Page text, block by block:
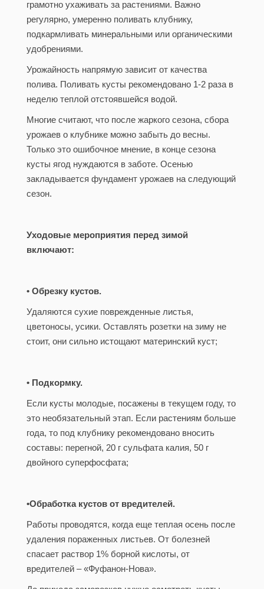
грамотно ухаживать за растениями. Важно
регулярно, умеренно поливать клубнику,
подкармливать минеральными или органическими
удобрениями.
Урожайность напрямую зависит от качества
полива. Поливать кусты рекомендовано 1-2 раза в
неделю теплой отстоявшейся водой.
Многие считают, что после жаркого сезона, сбора
урожаев о клубнике можно забыть до весны.
Только это ошибочное мнение, в конце сезона
кусты ягод нуждаются в заботе. Осенью
закладывается фундамент урожаев на следующий
сезон.
Уходовые мероприятия перед зимой
включают:
• Обрезку кустов.
Удаляются сухие поврежденные листья,
цветоносы, усики. Оставлять розетки на зиму не
стоит, они сильно истощают материнский куст;
• Подкормку.
Если кусты молодые, посажены в текущем году, то
это необязательный этап. Если растениям больше
года, то под клубнику рекомендовано вносить
составы: перегной, 20 г сульфата калия, 50 г
двойного суперфосфата;
•Обработка кустов от вредителей.
Работы проводятся, когда еще теплая осень после
удаления пораженных листьев. От болезней
спасает раствор 1% борной кислоты, от
вредителей – «Фуфанон-Нова».